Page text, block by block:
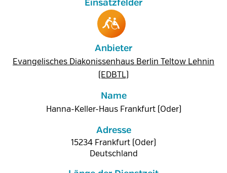
Anbieter
Evangelisches Diakonissenhaus Berlin Teltow Lehnin
(EDBTL)
Name
Hanna-Keller-Haus Frankfurt (Oder)
Adresse
15234 Frankfurt (Oder)
Deutschland